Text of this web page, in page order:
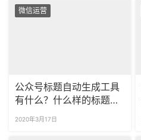
微信运营
公众号标题自动生成工具
有什么？什么样的标题打
2020年3月17日